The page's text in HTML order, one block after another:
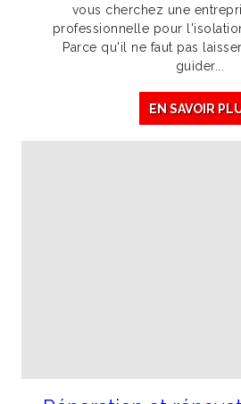
vous cherchez une
professionnelle pour
Parce qu'il ne faut pas
guider...
EN SAVOIR